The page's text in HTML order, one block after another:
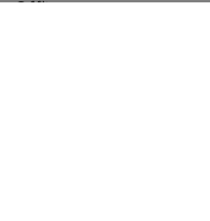
Offline